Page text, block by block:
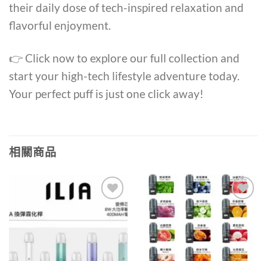
their daily dose of tech-inspired relaxation and
flavorful enjoyment.
👉 Click now to explore our full collection and
start your high-tech lifestyle adventure today.
Your perfect puff is just one click away!
相關商品
Add to
wishlist
Add to
wishlist